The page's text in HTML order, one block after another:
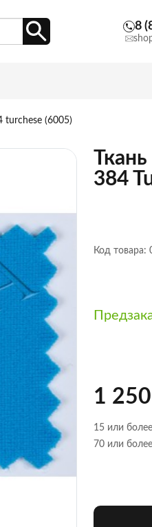
8
turchese (6005)
384
Код товара:
1
15 или
70 или